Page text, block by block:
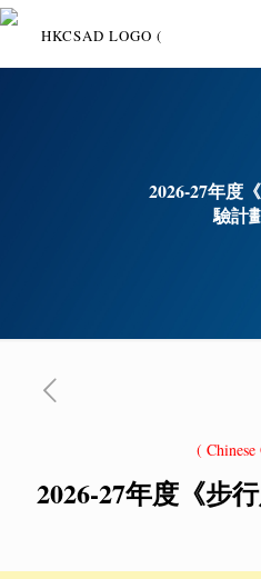
2026-27年度
驗計
(
2026-27年度 《步